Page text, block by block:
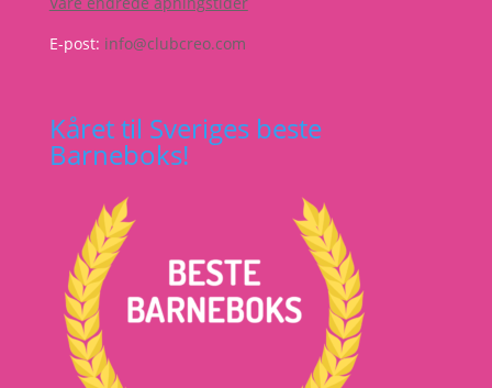
E-post: info@clubcreo.com
Kåret til Sveriges beste
Barneboks!